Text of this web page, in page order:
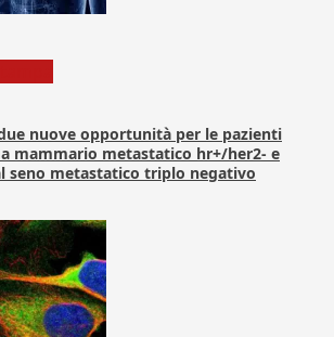
nuove opportunità per le pazienti
mammario metastatico hr+/her2- e
seno metastatico triplo negativo